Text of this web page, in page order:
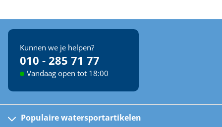
Kunnen we je helpen?
010 - 285 71 77
Vandaag open tot 18:00
Populaire watersportartikelen